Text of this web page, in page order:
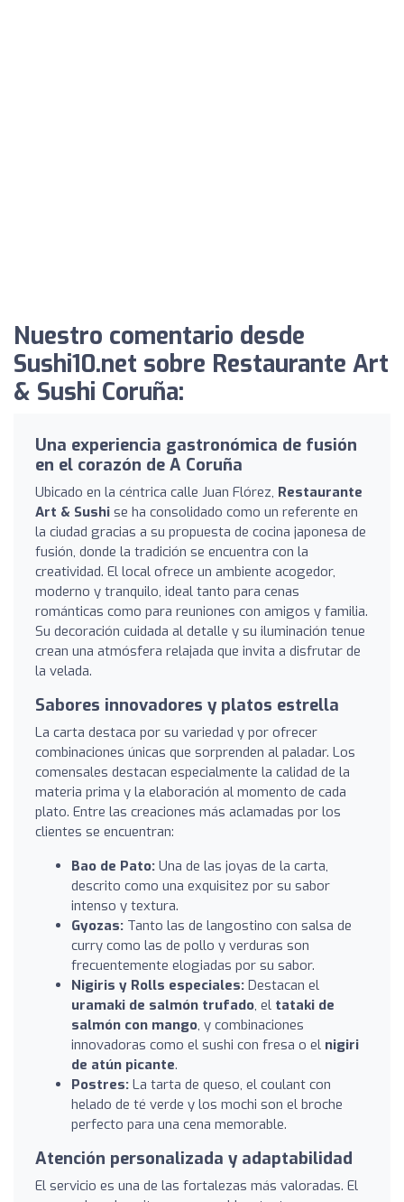
Nuestro comentario desde
Sushi10.net sobre Restaurante Art
& Sushi Coruña:
Una experiencia gastronómica de fusión
en el corazón de A Coruña
Ubicado en la céntrica calle Juan Flórez, Restaurante
Art & Sushi se ha consolidado como un referente en
la ciudad gracias a su propuesta de cocina japonesa de
fusión, donde la tradición se encuentra con la
creatividad. El local ofrece un ambiente acogedor,
moderno y tranquilo, ideal tanto para cenas
románticas como para reuniones con amigos y familia.
Su decoración cuidada al detalle y su iluminación tenue
crean una atmósfera relajada que invita a disfrutar de
la velada.
Sabores innovadores y platos estrella
La carta destaca por su variedad y por ofrecer
combinaciones únicas que sorprenden al paladar. Los
comensales destacan especialmente la calidad de la
materia prima y la elaboración al momento de cada
plato. Entre las creaciones más aclamadas por los
clientes se encuentran:
Bao de Pato: Una de las joyas de la carta,
descrito como una exquisitez por su sabor
intenso y textura.
Gyozas: Tanto las de langostino con salsa de
curry como las de pollo y verduras son
frecuentemente elogiadas por su sabor.
Nigiris y Rolls especiales: Destacan el
uramaki de salmón trufado, el tataki de
salmón con mango, y combinaciones
innovadoras como el sushi con fresa o el nigiri
de atún picante.
Postres: La tarta de queso, el coulant con
helado de té verde y los mochi son el broche
perfecto para una cena memorable.
Atención personalizada y adaptabilidad
El servicio es una de las fortalezas más valoradas. El